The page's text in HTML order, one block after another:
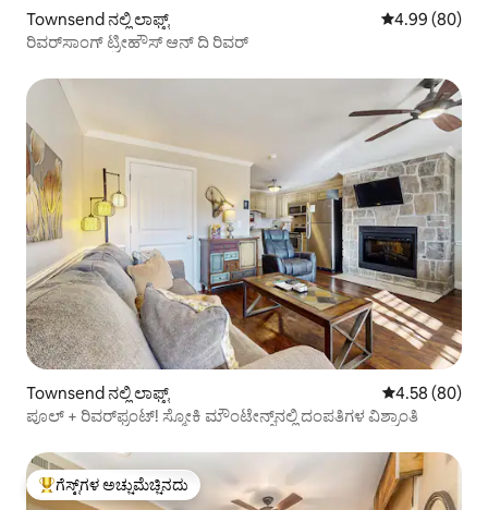
Townsend ನಲ್ಲಿ ಲಾಫ್ಟ್ 5 ರಲ್ಲಿ 4.99
4.99 (80)
ರಿವರ್‌ಸಾಂಗ್ ಟ್ರೀಹೌಸ್ ಆನ್ ದಿ ರಿವರ್
Townsend ನಲ್ಲಿ ಲಾಫ್ಟ್ 5 ರಲ್ಲಿ 4.58
4.58 (80)
ಪೂಲ್ + ರಿವರ್‌ಫ್ರಂಟ್! ಸ್ಮೋಕಿ ಮೌಂಟೇನ್ಸ್‌ನಲ್ಲಿ ದಂಪತಿಗಳ ವಿಶ್ರಾಂತಿ
ಗೆಸ್ಟ್‌ಗಳಿಗೆ ಅತಿ ಹೆಚ್ಚು ಅಚ್ಚುಮೆಚ್ಚಿನದು
ಗೆಸ್ಟ್‌ಗಳ ಅಚ್ಚುಮೆಚ್ಚಿನದು